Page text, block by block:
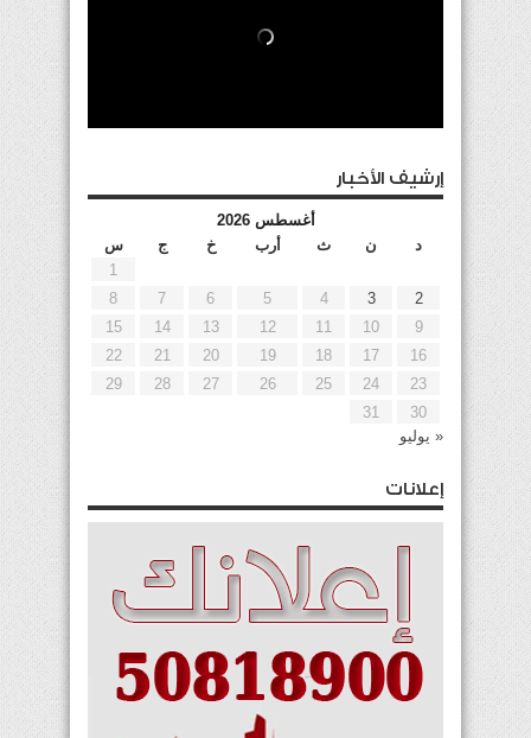
إرشيف الأخبار
أغسطس 2026
د
ن ث أرب خ ج
س
1
2
3
4
5
6
7
8
9
10
11
12
13
14
15
16
17
18
19
20
21
22
23
24
25
26
27
28
29
30
31
« يوليو
إعلانات